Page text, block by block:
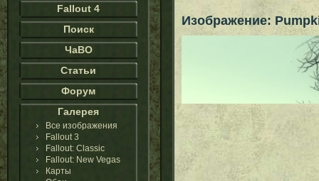
Fallout 4
Поиск
ЧаВО
Статьи
Форум
Галерея
Все изображения
Fallout 3
Fallout: Classic
Fallout: New Vegas
Карты
Изображение: